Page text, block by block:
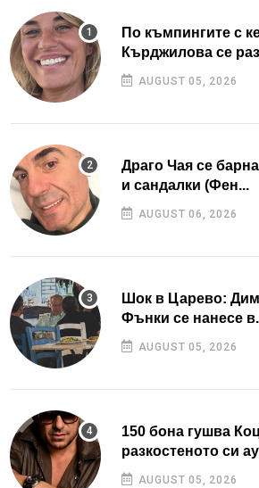
По къмпингите с
Кърджилова се
AUGUST 05, 2026
Драго Чая се
и сандалки (Фен...
AUGUST 06, 2026
Шок в Царево:
Фънки се нанесе
AUGUST 05, 2026
150 бона гушва
разкостеното си
AUGUST 05, 2026